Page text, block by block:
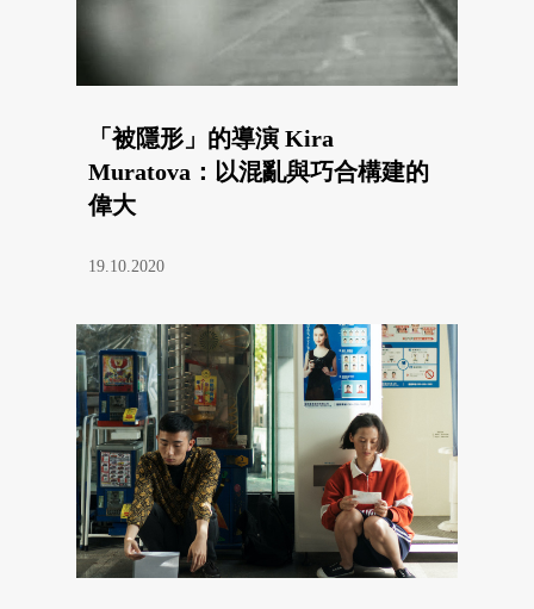
「被隱形」的導演 Kira
Muratova：以混亂與巧合構建的
偉大
19.10.2020